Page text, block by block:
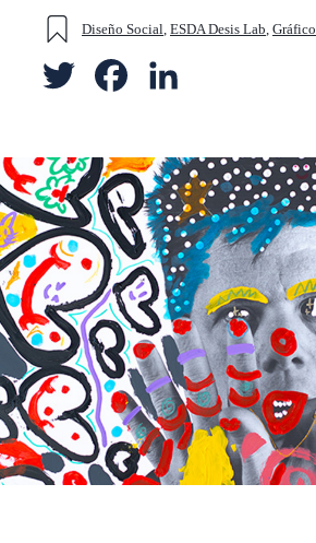
Diseño Social ESDA Desis Lab Gráfico
i
t
e
r
c
e
b
o
o
k
n
k
e
d
I
n